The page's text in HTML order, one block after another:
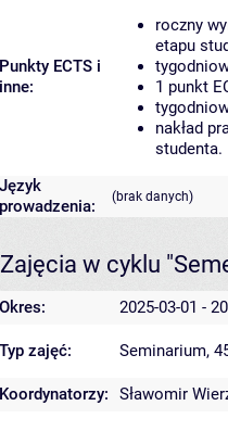
Punkty ECTS i
inne:
roczny
etapu
1 punkt
nakład
studenta.
Język
prowadzenia:
(brak danych)
Zajęcia w cyklu
Okres: 2025-03-01 -
Typ zajęć: Seminarium,
Koordynatorzy: Sławomir